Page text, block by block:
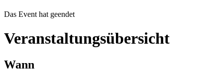
Das Event hat geendet
Veranstaltungsübersicht
Wann